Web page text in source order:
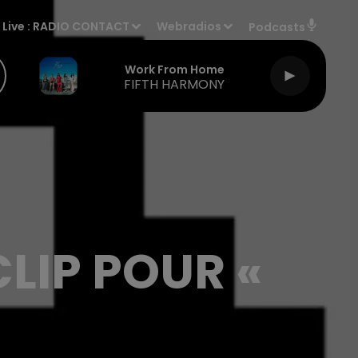
Live : RADIO CONTACT Webradios Podcasts
Work From Home
FIFTH HARMONY
POUR «